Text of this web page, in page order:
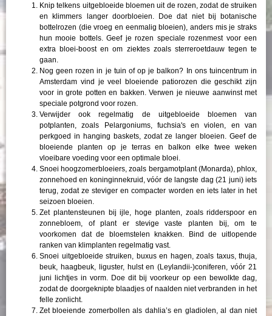
Knip telkens uitgebloeide bloemen uit de rozen, zodat de struiken
en klimmers langer doorbloeien. Doe dat niet bij botanische
bottelrozen (die vroeg en eenmalig bloeien), anders mis je straks
hun mooie bottels. Geef je rozen speciale rozenmest voor een
extra bloei-boost en om ziektes zoals sterreroetdauw tegen te
gaan.
Nog geen rozen in je tuin of op je balkon? In ons tuincentrum in
Amsterdam vind je veel bloeiende patiorozen die geschikt zijn
voor in grote potten en bakken. Verwen je nieuwe aanwinst met
speciale potgrond voor rozen.
Verwijder ook regelmatig de uitgebloeide bloemen van
potplanten, zoals Pelargoniums, fuchsia's en violen, en van
perkgoed in hanging baskets, zodat ze langer bloeien. Geef de
bloeiende planten op je terras en balkon elke twee weken
vloeibare voeding voor een optimale bloei.
Snoei hoogzomerbloeiers, zoals bergamotplant (Monarda), phlox,
zonnehoed en koninginnekruid, vóór de langste dag (21 juni) iets
terug, zodat ze steviger en compacter worden en iets later in het
seizoen bloeien.
Zet plantensteunen bij ijle, hoge planten, zoals ridderspoor en
zonnebloem, of plant er stevige vaste planten bij, om te
voorkomen dat de bloemstelen knakken. Bind de uitlopende
ranken van klimplanten regelmatig vast.
Snoei uitgebloeide struiken, buxus en hagen, zoals taxus, thuja,
beuk, haagbeuk, liguster, hulst en (Leylandii-)coniferen, vóór 21
juni lichtjes in vorm. Doe dit bij voorkeur op een bewolkte dag,
zodat de doorgeknipte blaadjes of naalden niet verbranden in het
felle zonlicht.
Zet bloeiende zomerbollen als dahlia’s en gladiolen, al dan niet